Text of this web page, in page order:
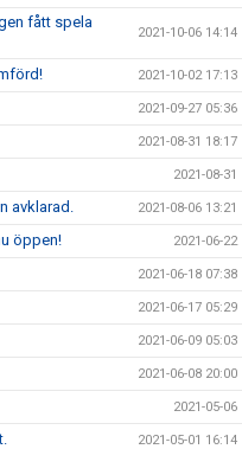
fått spela
2021-10-06 14:14
2021-10-02 17:13
2021-09-27 05:36
2021-08-31 18:17
2021-08-31
avklarad. 2021-08-06 13:21
öppen! 2021-06-22
2021-06-18 07:38
2021-06-17 05:29
2021-06-09 05:03
2021-06-08 20:00
2021-05-06
2021-05-01 16:14